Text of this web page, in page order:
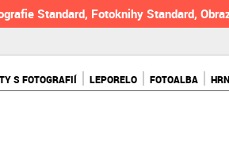
Standard, Fotoknihy Standard,
S FOTOGRAFIÍ LEPORELO FOTOALBA